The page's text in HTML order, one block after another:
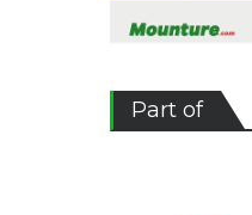
Part of